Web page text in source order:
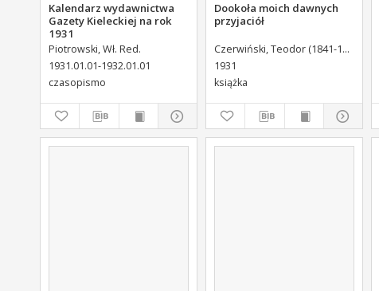
Kalendarz wydawnictwa
Gazety Kieleckiej na rok
1931
Piotrowski, Wł. Red.
1931.01.01-1932.01.01
czasopismo
Dookoła moich dawnych
przyjaciół
Czerwiński, Teodor (1841-1932).
1931
książka